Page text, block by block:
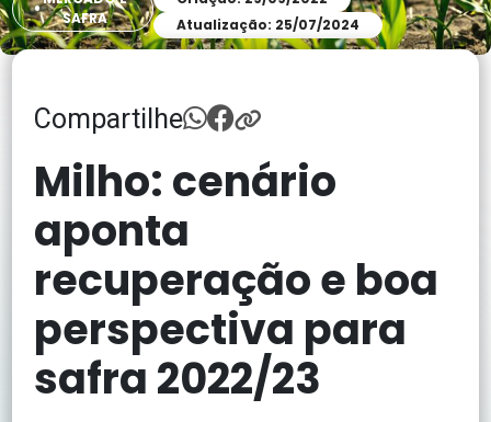
SAFRA
Atualização: 25/07/2024
Compartilhe
Milho: cenário
aponta
recuperação e boa
perspectiva para
safra 2022/23